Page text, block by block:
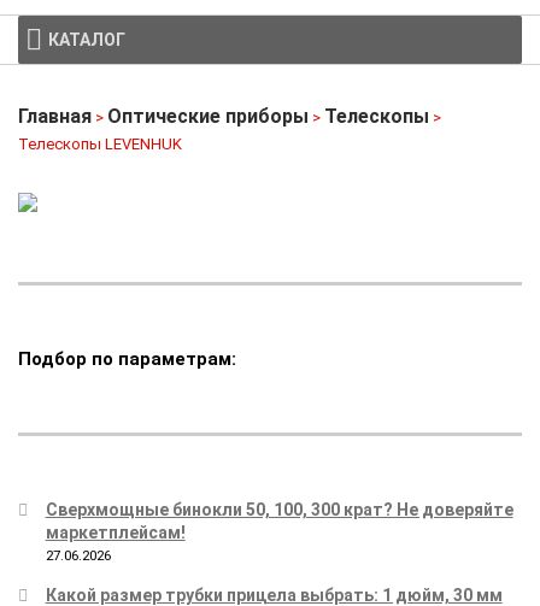
КАТАЛОГ
Главная > Оптические приборы > Телескопы >
Телескопы LEVENHUK
Подбор по параметрам:
Сверхмощные бинокли 50, 100, 300 крат? Не доверяйте
маркетплейсам!
27.06.2026
Какой размер трубки прицела выбрать: 1 дюйм, 30 мм